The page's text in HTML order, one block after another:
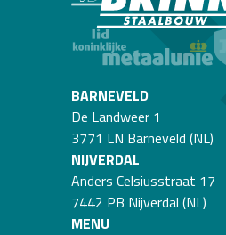
BARNEVELD
De Landweer 1
3771 LN Barneveld (NL)
NIJVERDAL
Anders Celsiusstraat 17
7442 PB Nijverdal (NL)
MENU